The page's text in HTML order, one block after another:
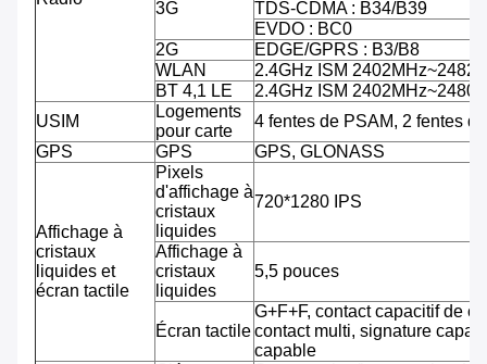
3G
TDS-CDMA : B34/B39
EVDO : BC0
2G
EDGE/GPRS : B3/B8
WLAN
2.4GHz ISM
BT 4,1 LE
2.4GHz ISM
USIM
Logements
pour carte
4 fentes de PSAM, 2 fentes
GPS
GPS GPS, GLONASS
Affichage à
cristaux
liquides et
écran tactile
Pixels
d'affichage à
cristaux
liquides
720*1280 IPS
Affichage à
cristaux
liquides
5,5 pouces
Écran tactile
G+F+F, contact capacitif de
contact multi, signature
capable